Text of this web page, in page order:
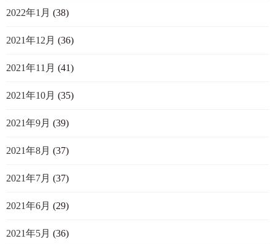
2022年1月 (38)
2021年12月 (36)
2021年11月 (41)
2021年10月 (35)
2021年9月 (39)
2021年8月 (37)
2021年7月 (37)
2021年6月 (29)
2021年5月 (36)